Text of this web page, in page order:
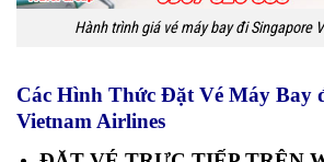
Hành trình giá vé máy bay đi Singapore
Các Hình Thức Đặt Vé Máy Bay
Vietnam Airlines